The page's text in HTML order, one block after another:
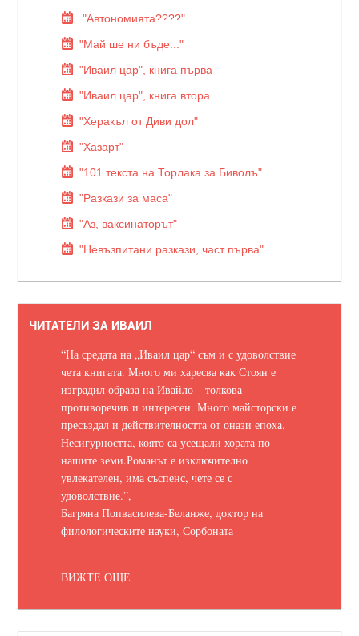
"Автономията????"
"Май ше ни бъде..."
"Иваил цар", книга първа
"Иваил цар", книга втора
"Херакъл от Диви дол"
"Хазарт"
"101 текста на Торлака за Биволъ"
"Разкази за маса"
"Аз, ваксинаторът"
"Невъзпитани разкази, част първа"
ЧИТАТЕЛИ ЗА ИВАИЛ
“На средата на „Иваил цар“ съм и с удоволствие
чета книгата. Много ми харесва как Стоян е
изградил образа на Ивайло – толкова
противоречив и интересен. Много майсторски е
пресъздал и действителността от онази епоха.
Несигурността, която са усещали хората по
нашите земи.Романът е изключително
увлекателен, има съспенс, чете се с
удоволствие.”,
Багряна Попвасилева-Беланже, доктор на
филологическите науки, Сорбоната
ВИЖТЕ ОЩЕ